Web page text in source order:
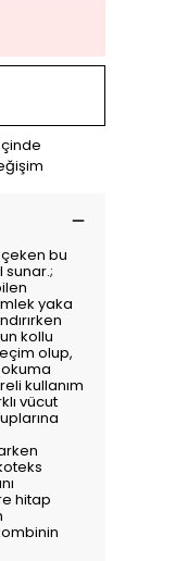
bu
sunar.;
yaka
kollu
olup,
kullanım
vücut
hitap